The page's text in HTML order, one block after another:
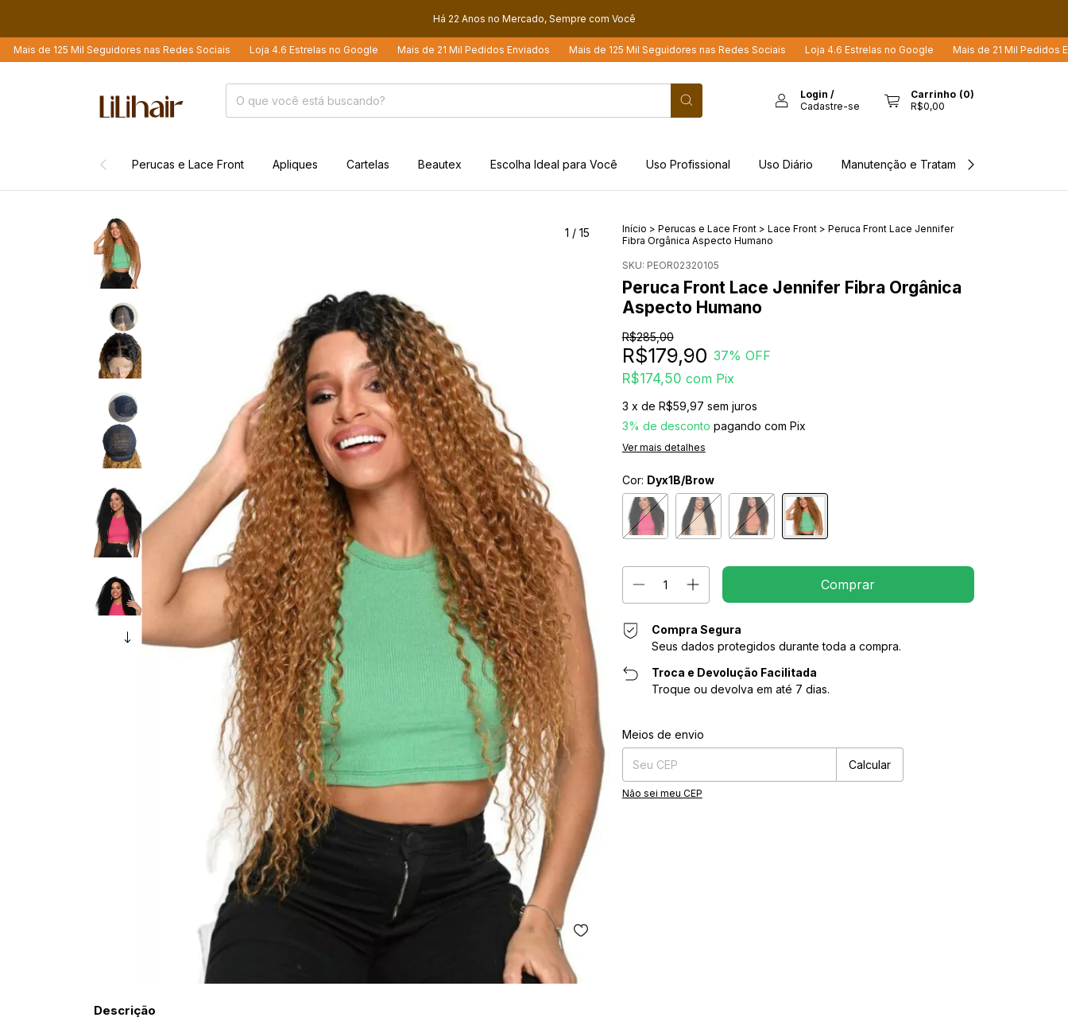
Há 22 Anos no Mercado, Sempre com Você
nas Redes Sociais Loja 4.6 Estrelas no Google Mais de 21 Mil Pedidos Enviados Mais de 125 Mil Seguidores nas Redes Sociais Loja 4.6 Estrelas no Google Mais de 21 Mil Pedidos Enviados Mais
Login /
Cadastre-se
Carrinho (0)
R$0,00
Perucas e Lace Front Apliques Cartelas Beautex Escolha Ideal para Você Uso Profissional Uso Diário Manutenção e Tratamento
1 / 15 Início > Perucas e Lace Front > Lace Front > Peruca Front Lace Jennifer
Fibra Orgânica Aspecto Humano
SKU: PEOR02320105
Peruca Front Lace Jennifer Fibra Orgânica
Aspecto Humano
R$285,00
R$179,90 37% OFF
R$174,50 com Pix
3 x de R$59,97 sem juros
3% de desconto pagando com Pix
Ver mais detalhes
Cor: Dyx1B/Brow
Compra Segura
Seus dados protegidos durante toda a compra.
Troca e Devolução Facilitada
Troque ou devolva em até 7 dias.
Entregas para o CEP:
Meios de envio
Calcular
Não sei meu CEP
Descrição